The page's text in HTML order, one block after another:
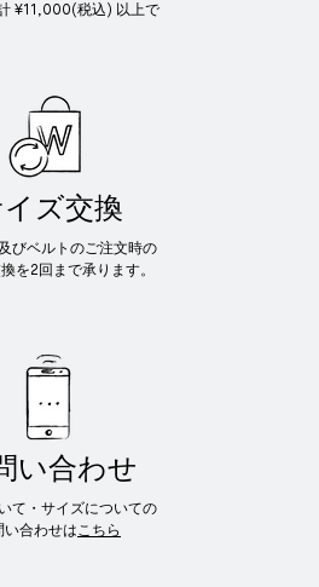
¥11,000(税込) 以上で
イズ交換
びベルトのご注文時の
を2回まで承ります。
い合わせ
て・サイズについての
い合わせはこちら